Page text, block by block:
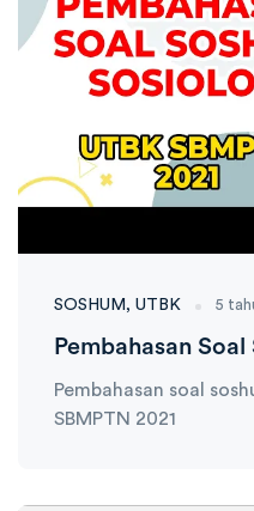
SOSHUM UTBK 5
Pembahasan
Pembahasan soal
SBMPTN 2021